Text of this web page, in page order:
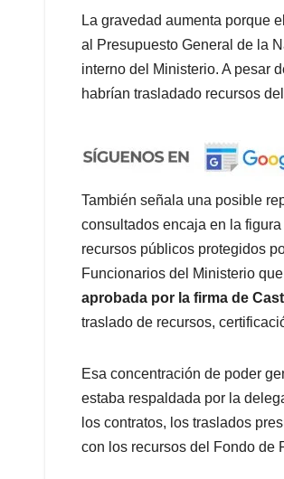
La gravedad aumenta porque
al Presupuesto General de la
interno del Ministerio. A pesar
habrían trasladado recursos
También señala una posible
consultados encaja en la
recursos públicos protegidos
Funcionarios del Ministerio
aprobada por la firma de
traslado de recursos,
Esa concentración de poder
estaba respaldada por la
los contratos, los traslados
con los recursos del Fondo de